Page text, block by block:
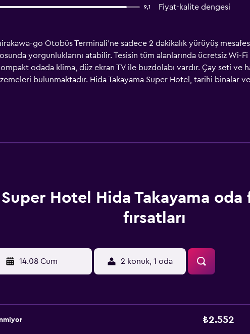
9,1 Fiyat-kalite dengesi
go Otobüs Terminali'ne sadece 2 dakikalık yürüyüş
yorgunluklarını atabilir. Tesisin tüm alanlarında ücretsiz Wi-
odada klima, düz ekran TV ile buzdolabı vardır. Çay seti
bulunmaktadır. Hida Takayama Super Hotel, tarihi binalar
Otel, konukların rahatı için ortak alanda bozuk parayla
bilgisayarlar sunmaktadır. Önceden talep üzerine odada masaj
Super Hotel Hida Takayama oda
fırsatları
14.08 Cum 2 konuk, 1 oda
₺2.552